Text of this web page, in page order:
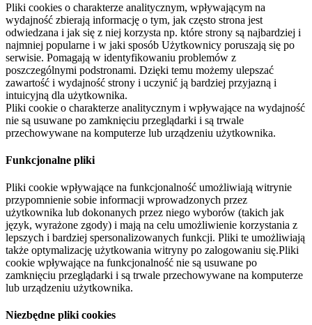
Pliki cookies o charakterze analitycznym, wpływającym na
wydajność zbierają informację o tym, jak często strona jest
odwiedzana i jak się z niej korzysta np. które strony są najbardziej i
najmniej popularne i w jaki sposób Użytkownicy poruszają się po
serwisie. Pomagają w identyfikowaniu problemów z
poszczególnymi podstronami. Dzięki temu możemy ulepszać
zawartość i wydajność strony i uczynić ją bardziej przyjazną i
intuicyjną dla użytkownika.
Pliki cookie o charakterze analitycznym i wpływające na wydajność
nie są usuwane po zamknięciu przeglądarki i są trwale
przechowywane na komputerze lub urządzeniu użytkownika.
Funkcjonalne pliki
Pliki cookie wpływające na funkcjonalność umożliwiają witrynie
przypomnienie sobie informacji wprowadzonych przez
użytkownika lub dokonanych przez niego wyborów (takich jak
język, wyrażone zgody) i mają na celu umożliwienie korzystania z
lepszych i bardziej spersonalizowanych funkcji. Pliki te umożliwiają
także optymalizację użytkowania witryny po zalogowaniu się.Pliki
cookie wpływające na funkcjonalność nie są usuwane po
zamknięciu przeglądarki i są trwale przechowywane na komputerze
lub urządzeniu użytkownika.
Niezbędne pliki cookies